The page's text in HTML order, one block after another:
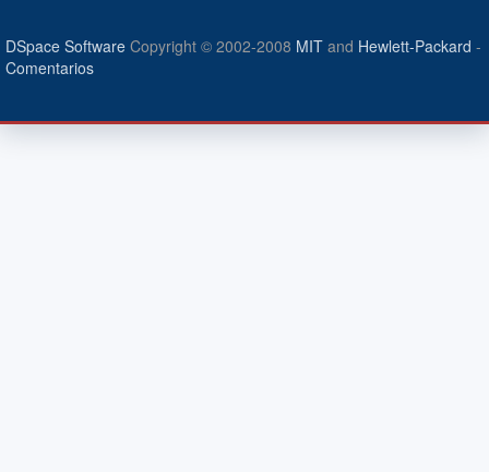
DSpace Software Copyright © 2002-2008 MIT and Hewlett-Packard -
Comentarios